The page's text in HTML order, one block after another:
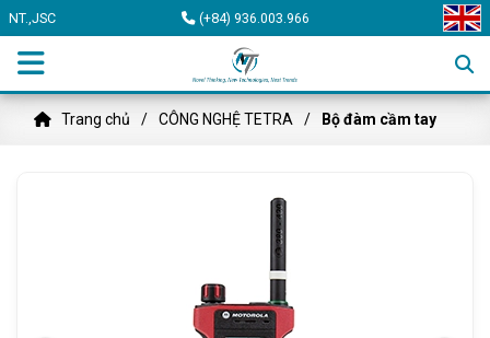
NT.,JSC (+84) 936.003.966
Trang chủ CÔNG NGHỆ TETRA Bộ đàm cầm tay